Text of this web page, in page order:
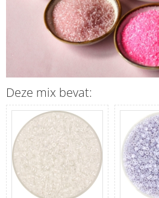
Deze mix bevat: